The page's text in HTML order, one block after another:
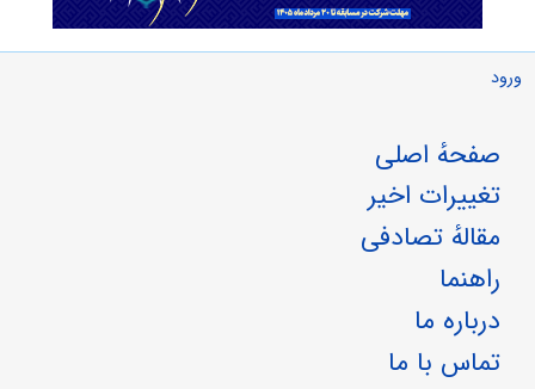
ورود
صفحهٔ اصلی
تغییرات اخیر
مقالهٔ تصادفی
راهنما
درباره ما
تماس با ما